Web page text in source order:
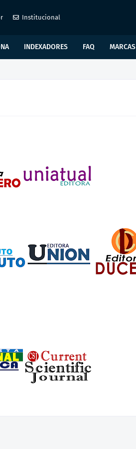
Institucional
INDEXADORES FAQ MARCAS